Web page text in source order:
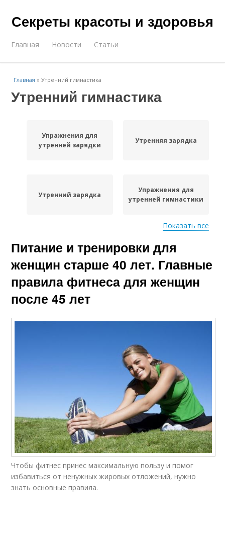
Секреты красоты и здоровья
Главная Новости Статьи
Главная »Утренний гимнастика
Утренний гимнастика
Упражнения для
утренней зарядки
Утренняя зарядка
Утренний зарядка
Упражнения для
утренней гимнастики
Гимнастики для
женщин
Утренняя гимнастика
Гимнастика для
Гимнастика для
малышей
Гимнастика в
детском саду
Гимнастики в
детском саду
Гимнастики в
подготовительной
группе
студентов
Показать все
Питание и тренировки для
женщин старше 40 лет. Главные
правила фитнеса для женщин
после 45 лет
Чтобы фитнес принес максимальную пользу и помог
избавиться от ненужных жировых отложений, нужно
знать основные правила.